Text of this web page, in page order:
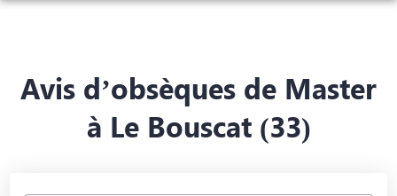
MONUMENTS FUNÉRAIRES
NOS AGENCES
Avis d’obsèques de Master
à Le Bouscat (33)